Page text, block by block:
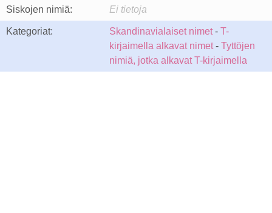
Siskojen nimiä: Ei tietoja
Kategoriat: Skandinavialaiset nimet- T-
kirjaimella alkavat nimet- Tyttöjen
nimiä, jotka alkavat T-kirjaimella